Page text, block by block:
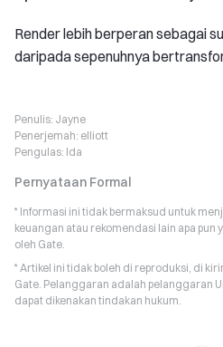
Render lebih berperan sebagai
daripada sepenuhnya
Penulis: Jayne
Penerjemah: elliott
Pengulas: Ida
Pernyataan Formal
* Informasi ini tidak bermaksud untuk
keuangan atau rekomendasi lain apa
oleh Gate.
* Artikel ini tidak boleh di reproduksi, di
Gate. Pelanggaran adalah pelanggaran
dapat dikenakan tindakan hukum.